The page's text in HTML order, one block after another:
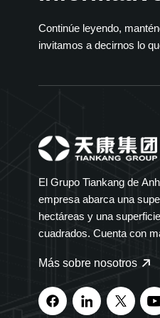
Continúe leyendo,
invitamos a decirnos lo
El Grupo Tiankang de
empresa abarca una
hectáreas y una
cuadrados. Cuenta con
Grupo Tiankang se
medidores, cables
farmacéuticos, equipos
Más sobre nosotros